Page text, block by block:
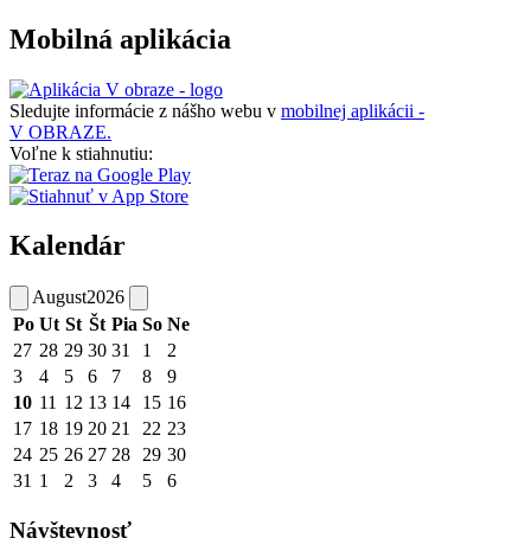
Mobilná aplikácia
Sledujte informácie z nášho webu v mobilnej aplikácii -
V OBRAZE.
Voľne k stiahnutiu:
Kalendár
August2026
Po Ut St Št Pia So Ne
27 28 29 30 31 1
2
3
4 5 6 7 8
9
10 11 12 13 14 15 16
17 18 19 20 21 22 23
24 25 26 27 28 29 30
31 1 2 3 4 5 6
Návštevnosť